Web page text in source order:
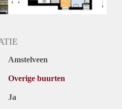
Amstelveen
Overige buurten
Ja